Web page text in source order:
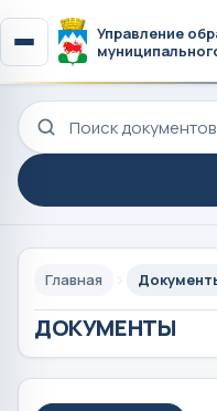
Управление
Поиск по сайту
Главная
ДОКУМЕНТЫ